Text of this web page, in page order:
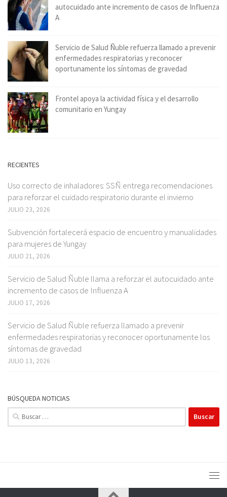
autocuidado ante incremento de casos de Influenza
A
Servicio de Salud Ñuble refuerza llamado a prevenir
enfermedades respiratorias y reconocer
oportunamente los síntomas de gravedad
Frontel apoya la actividad física y el desarrollo
comunitario en Yungay
RECIENTES
Uso correcto de inhaladores: SSÑ entrega recomendaciones
para reforzar el cuidado respiratorio durante el invierno
JULIO 23, 2026
Subvención fortalecerá espacio de encuentro y manualidades
para mujeres de Yungay
JULIO 21, 2026
Servicio de Salud Ñuble llama a reforzar el autocuidado ante
incremento de casos de Influenza A
JULIO 17, 2026
Servicio de Salud Ñuble refuerza llamado a prevenir
enfermedades respiratorias y reconocer oportunamente los
síntomas de gravedad
JULIO 13, 2026
BÚSQUEDA NOTICIAS
Buscar: